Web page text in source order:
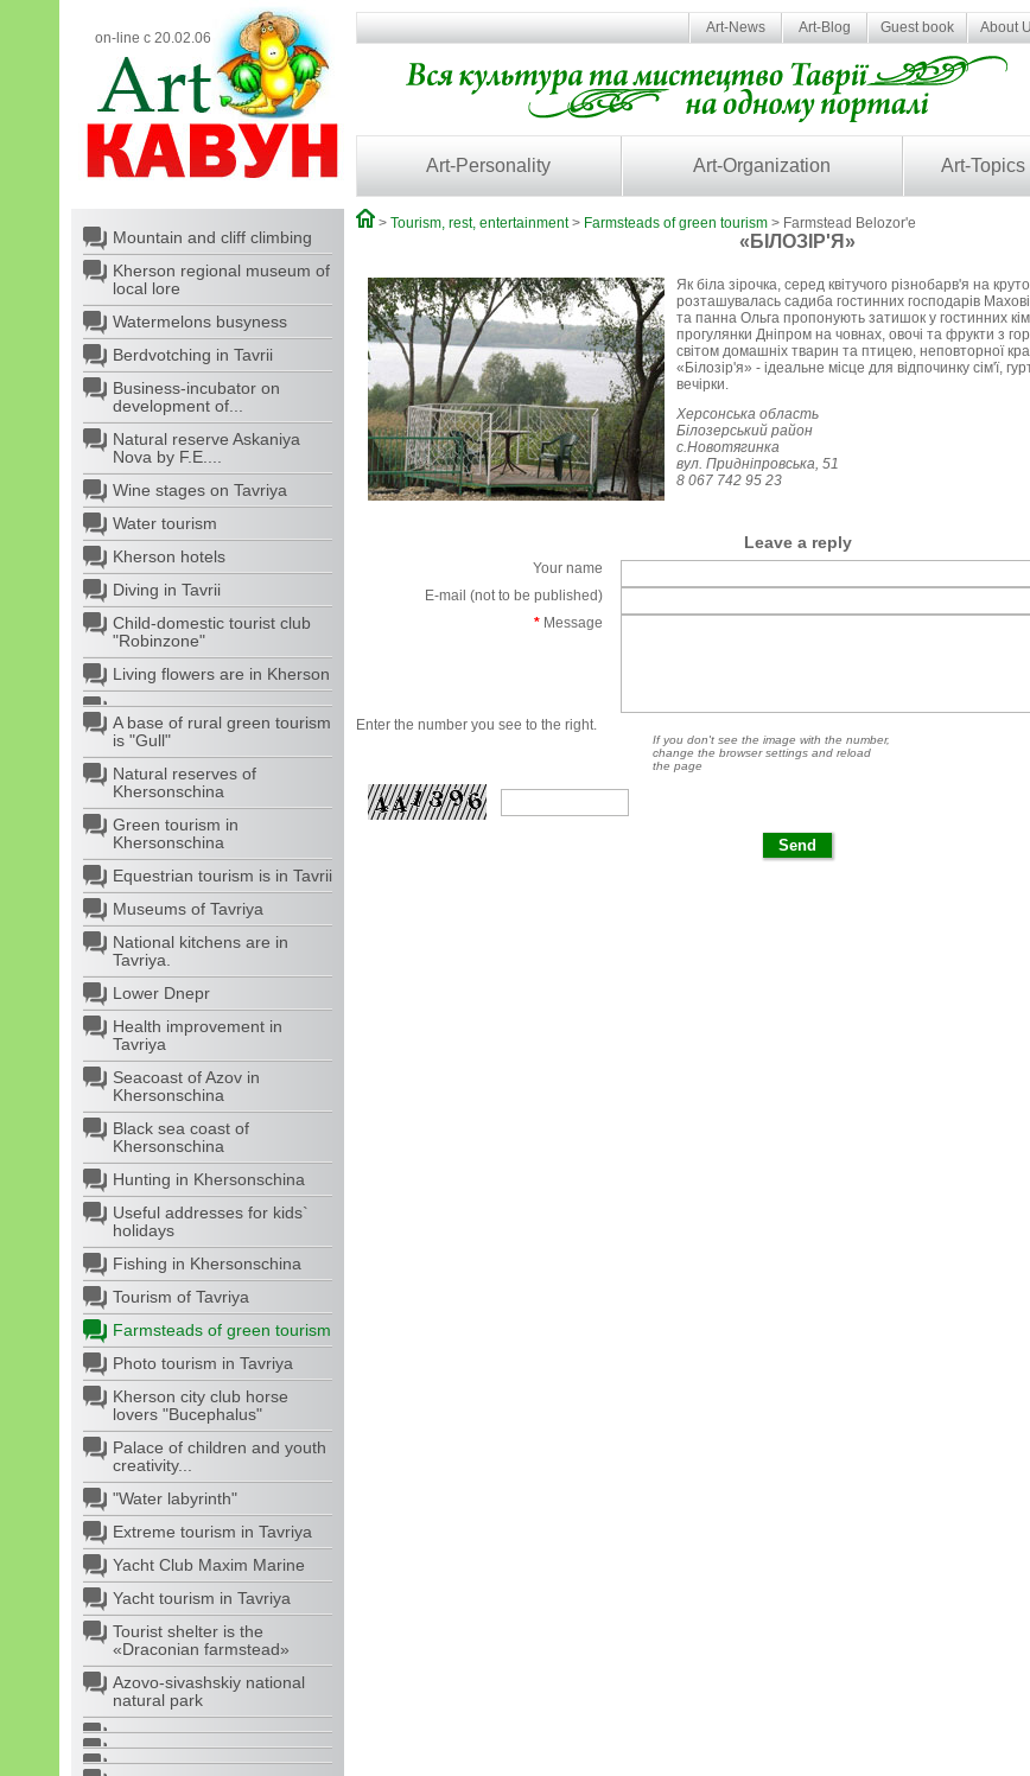
on-line с 20.02.06
Art-News Art-Blog Guest book About
Art-Personality Art-Organization Art-Topics
Mountain and cliff climbing
Kherson regional museum of
local lore
Watermelons busyness
Berdvotching in Tavrii
Business-incubator on
development of...
Natural reserve Askaniya
Nova by F.E....
Wine stages on Tavriya
Water tourism
Kherson hotels
Diving in Tavrii
Child-domestic tourist club
"Robinzone"
Living flowers are in Kherson
A base of rural green tourism
is "Gull"
Natural reserves of
Khersonschina
Green tourism in
Khersonschina
Equestrian tourism is in Tavrii
Museums of Tavriya
National kitchens are in
Tavriya.
Lower Dnepr
Health improvement in
Tavriya
Seacoast of Azov in
Khersonschina
Black sea coast of
Khersonschina
Hunting in Khersonschina
Useful addresses for kids`
holidays
Fishing in Khersonschina
Tourism of Tavriya
Farmsteads of green tourism
Photo tourism in Tavriya
Kherson city club horse
lovers "Bucephalus"
Palace of children and youth
creativity...
"Water labyrinth"
Extreme tourism in Tavriya
Yacht Club Maxim Marine
Yacht tourism in Tavriya
Tourist shelter is the
«Draconian farmstead»
Azovo-sivashskiy national
natural park
> Tourism, rest, entertainment> Farmsteads of green tourism > Farmstead Belozor'e
«БІЛОЗІР'Я»
Як біла зірочка, серед квітучого різнобарв'я на
розташувалась садиба гостинних господарів
та панна Ольга пропонують затишок у гостинних
прогулянки Дніпром на човнах, овочі та фрукти з
світом домашніх тварин та птицею, неповторної
«Білозір'я» - ідеальне місце для відпочинку сім'ї,
вечірки.
Херсонська область
Білозерський район
с.Новотягинка
вул. Придніпровська, 51
8 067 742 95 23
Leave a reply
Your name
E-mail (not to be published)
* Message
Enter the number you see to the right.
If you don't see the image with the number,
change the browser settings and reload
the page